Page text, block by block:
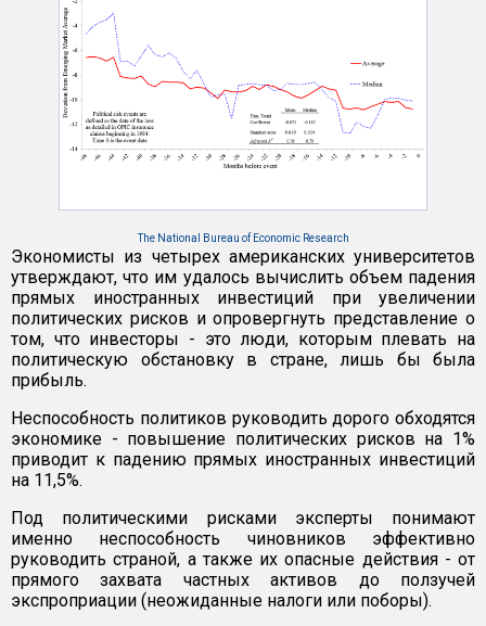
The National Bureau of Economic Research
Экономисты из четырех американских университетов
утверждают, что им удалось вычислить объем падения
прямых иностранных инвестиций при увеличении
политических рисков и опровергнуть представление о
том, что инвесторы - это люди, которым плевать на
политическую обстановку в стране, лишь бы была
прибыль.
Неспособность политиков руководить дорого обходятся
экономике - повышение политических рисков на 1%
приводит к падению прямых иностранных инвестиций
на 11,5%.
Под политическими рисками эксперты понимают
именно неспособность чиновников эффективно
руководить страной, а также их опасные действия - от
прямого захвата частных активов до ползучей
экспроприации (неожиданные налоги или поборы).